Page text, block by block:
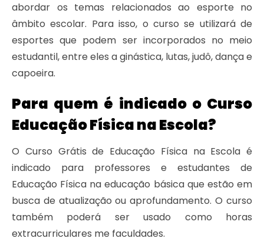
abordar os temas relacionados ao esporte no
âmbito escolar. Para isso, o curso se utilizará de
esportes que podem ser incorporados no meio
estudantil, entre eles a ginástica, lutas, judô, dança e
capoeira.
Para quem é indicado o Curso
Educação Física na Escola?
O Curso Grátis de Educação Física na Escola é
indicado para professores e estudantes de
Educação Física na educação básica que estão em
busca de atualização ou aprofundamento. O curso
também poderá ser usado como horas
extracurriculares me faculdades.